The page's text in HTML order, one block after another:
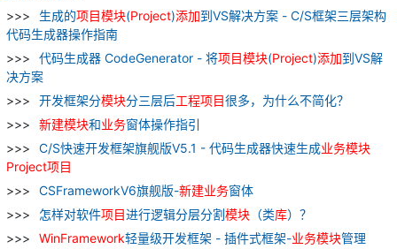
生成的项目模块(Project)添加到VS解决方案 - C/S框架三层架构
代码生成器操作指南
代码生成器 CodeGenerator - 将项目模块(Project)添加到VS解
决方案
开发框架分模块分三层后工程项目很多，为什么不简化？
新建模块和业务窗体操作指引
C/S快速开发框架旗舰版V5.1 - 代码生成器快速生成业务模块
Project项目
CSFrameworkV6旗舰版-新建业务窗体
怎样对软件项目进行逻辑分层分割模块 （类库）？
WinFramework轻量级开发框架 - 插件式框架-业务模块管理